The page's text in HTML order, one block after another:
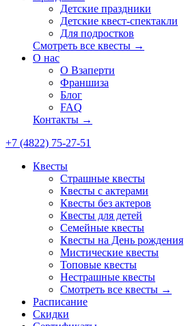
Детские праздники
Детские квест-спектакли
Для подростков
Смотреть все квесты →
О нас
О Взаперти
Франшиза
Блог
FAQ
Контакты →
+7 (4822) 75-27-51
Квесты
Страшные квесты
Квесты с актерами
Квесты без актеров
Квесты для детей
Семейные квесты
Квесты на День рождения
Мистические квесты
Топовые квесты
Нестрашные квесты
Смотреть все квесты →
Расписание
Скидки